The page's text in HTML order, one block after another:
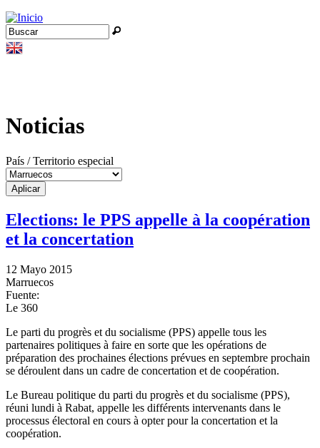
Jump to navigation
Formulario de búsqueda
Buscar
Noticias
País / Territorio especial
Elections: le PPS appelle à la coopération
et la concertation
12 Mayo 2015
Marruecos
Fuente:
Le 360
Le parti du progrès et du socialisme (PPS) appelle tous les
partenaires politiques à faire en sorte que les opérations de
préparation des prochaines élections prévues en septembre prochain
se déroulent dans un cadre de concertation et de coopération.
Le Bureau politique du parti du progrès et du socialisme (PPS),
réuni lundi à Rabat, appelle les différents intervenants dans le
processus électoral en cours à opter pour la concertation et la
coopération.